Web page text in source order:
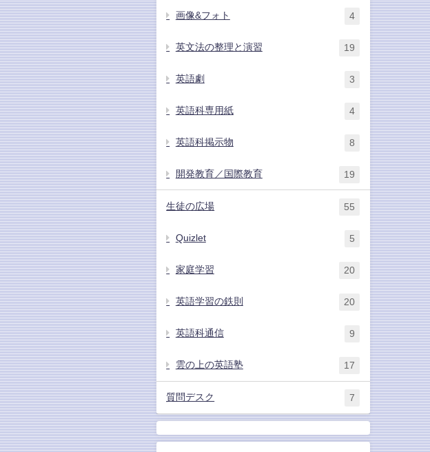
画像&フォト 4
英文法の整理と演習 19
英語劇 3
英語科専用紙 4
英語科掲示物 8
開発教育／国際教育 19
生徒の広場 55
Quizlet 5
家庭学習 20
英語学習の鉄則 20
英語科通信 9
雲の上の英語塾 17
質問デスク 7